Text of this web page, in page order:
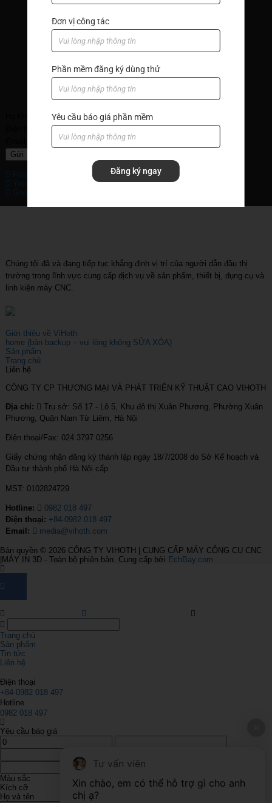
Đăng ký nhận tin
Gửi
Facebook
Youtube
Google+
Chúng tôi đã và đang tiếp tục khẳng định vị trí của người dẫn đầu thị
trường trong lĩnh vực cung cấp dịch vụ về sản phẩm, thiết bị, dụng cụ và
linh kiện máy CNC.
Giới thiệu về ViHoth
home (bản backup – vui lòng không SỬA XÓA)
Sản phẩm
Trang chủ
Liên hệ
CÔNG TY CP THƯƠNG MẠI VÀ PHÁT TRIỂN KỸ THUẬT CAO VIHOTH
Địa chỉ:
Trụ sở: Số 17 - Lô 5, Khu đô thị Xuân Phương, Phường Xuân
Phương, Quận Nam Từ Liêm, Hà Nội
Điện thoại/Fax: 024 3797 0256
Giấy chứng nhận đăng ký thành lập ngày 18/7/2008 do Sở Kế hoạch và
Đầu tư thành phố Hà Nội cấp
MST: 0102824729
Hotline:
0982 018 497
Điện thoại: +84-0982 018 497
Email:
media@vihoth.com
Bản quyền © 2026 CÔNG TY VIHOTH | CUNG CẤP MÁY CÔNG CỤ CNC
|MÁY IN 3D - Toàn bộ phiên bản. Cung cấp bởi EchBay.com
Trang chủ
Sản phẩm
Tin tức
Liên hệ
Điện thoại
+84-0982 018 497
Hotline
0982 018 497
Yêu cầu báo giá
Màu sắc
Kích cỡ
Họ và tên
Đơn vị công tác
Phần mềm đăng ký dùng thử
Yêu cầu báo giá phần mềm
Đăng ký ngay
Tư vấn viên
Xin chào, em có thể hỗ trợ gì cho anh
chị ạ?